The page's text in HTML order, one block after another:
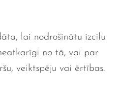
lai nodrošinātu izcilu
no tā, vai par
veiktspēju vai ērtības.